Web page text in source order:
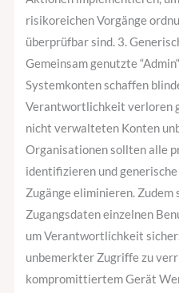
risikoreichen Vorgänge
überprüfbar sind. 3.
Gemeinsam genutzte
Systemkonten schaffen
Verantwortlichkeit verloren
nicht verwalteten Konten
Organisationen sollten alle
identifizieren und
Zugänge eliminieren.
Zugangsdaten einzelnen
um Verantwortlichkeit
unbemerkter Zugriffe zu
kompromittiertem Gerät